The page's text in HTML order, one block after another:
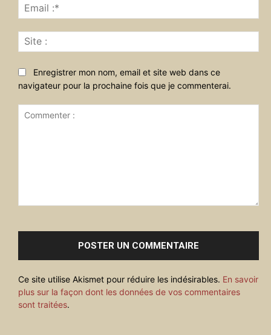
:*
:
Enregistrer mon nom, email et site web dans ce
navigateur pour la prochaine fois que je commenterai.
Ce site utilise Akismet pour réduire les indésirables. En savoir
plus sur la façon dont les données de vos commentaires
sont traitées.